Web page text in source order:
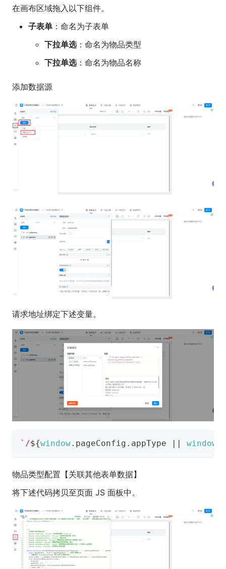
在画布区域拖入以下组件。
子表单 ：命名为子表单
下拉单选：命名为物品类型
下拉单选：命名为物品名称
添加数据源
请求地址绑定下述变量。
` /${window. pageConfig . appType || window
物品类型配置【关联其他表单数据】
将下述代码拷贝至页面 JS 面板中。